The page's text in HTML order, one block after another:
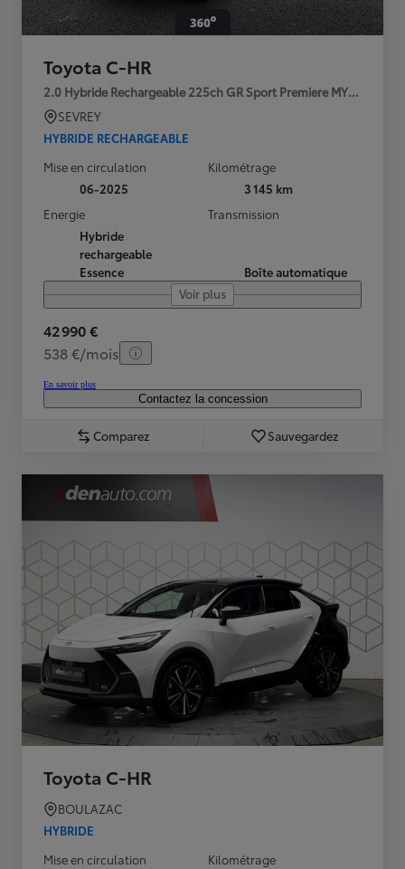
Toyota C-HR
2.0 Hybride Rechargeable 225ch GR Sport Premiere MY25
SEVREY
HYBRIDE RECHARGEABLE
Mise en circulation
06-2025
Kilométrage
3 145 km
Energie
Hybride
rechargeable
Essence
Transmission
Boîte automatique
Voir plus
42 990 €
538 €/mois
En savoir plus
Contactez la concession
Comparez Sauvegardez
Toyota C-HR
BOULAZAC
HYBRIDE
Mise en circulation
Kilométrage